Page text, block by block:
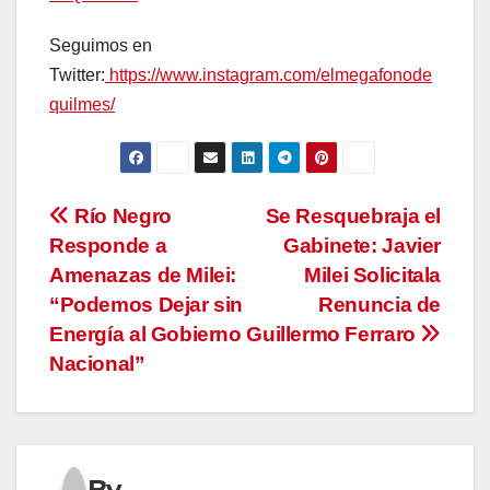
Seguimos en
Twitter: https://www.instagram.com/elmegafonode
quilmes/
Navegación
de
entradas
Se Resquebraja el
Gabinete: Javier
Milei Solicitala
Renuncia de
Guillermo Ferraro
Río Negro
Responde a
Amenazas de Milei:
“Podemos Dejar sin
Energía al Gobierno
Nacional”